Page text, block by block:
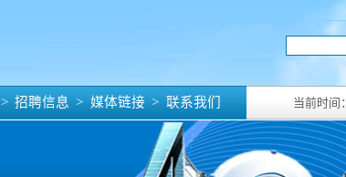
> 招聘信息 > 媒体链接 > 联系我们 当前时间：